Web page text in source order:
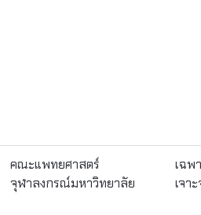
คณะแพทยศาสตร์
จุฬาลงกรณ์มหาวิทยาลัย
เฉพ
เจา